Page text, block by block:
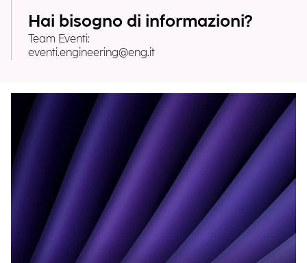
Hai bisogno di informazioni?
Team Eventi:
eventi.engineering@eng.it